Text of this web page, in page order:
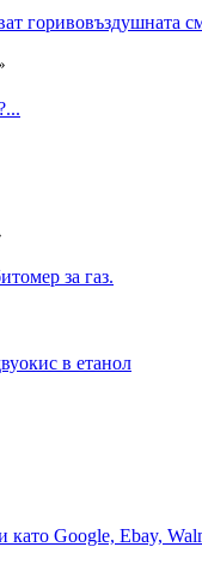
горивовъздушната
за газ.
в етанол
Google, Ebay,